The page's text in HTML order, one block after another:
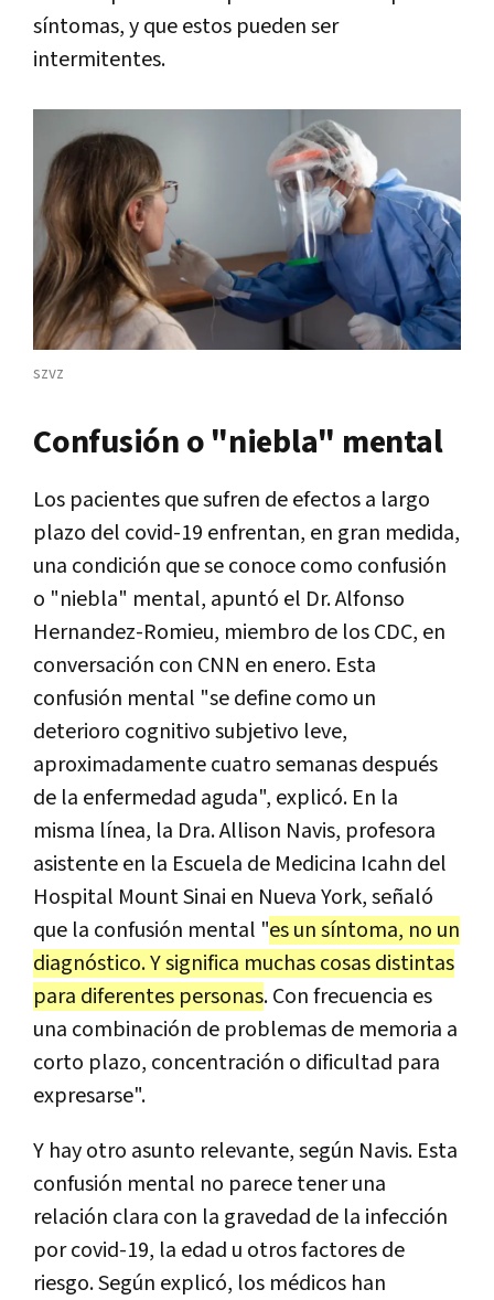
síntomas, y que estos pueden ser
intermitentes.
szvz
Confusión o "niebla" mental
Los pacientes que sufren de efectos a largo
plazo del covid-19 enfrentan, en gran medida,
una condición que se conoce como confusión
o "niebla" mental, apuntó el Dr. Alfonso
Hernandez-Romieu, miembro de los CDC, en
conversación con CNN en enero. Esta
confusión mental "se define como un
deterioro cognitivo subjetivo leve,
aproximadamente cuatro semanas después
de la enfermedad aguda", explicó. En la
misma línea, la Dra. Allison Navis, profesora
asistente en la Escuela de Medicina Icahn del
Hospital Mount Sinai en Nueva York, señaló
que la confusión mental "es un síntoma, no un
diagnóstico. Y significa muchas cosas distintas
para diferentes personas. Con frecuencia es
una combinación de problemas de memoria a
corto plazo, concentración o dificultad para
expresarse".
Y hay otro asunto relevante, según Navis. Esta
confusión mental no parece tener una
relación clara con la gravedad de la infección
por covid-19, la edad u otros factores de
riesgo. Según explicó, los médicos han